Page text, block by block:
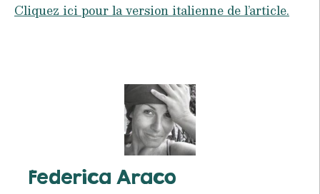
Cliquez ici pour la version italienne de l’article.
Federica Araco